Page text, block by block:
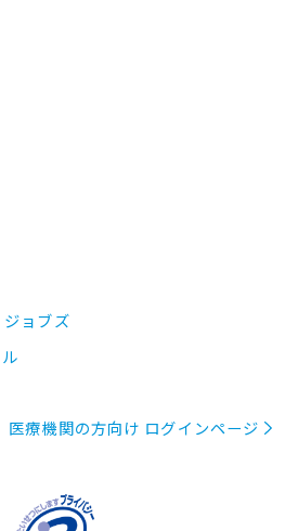
ジョブズ
医療機関の方向け ログインページ